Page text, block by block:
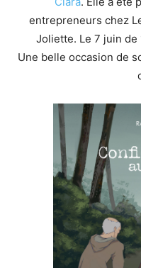
entrepreneurs chez
Joliette. Le 7 juin de
Une belle occasion de